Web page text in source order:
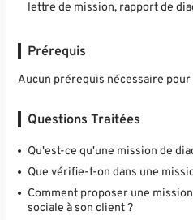
lettre de mission, rapport de
Prérequis
Aucun prérequis nécessaire
Questions Traitées
Qu'est-ce qu'une mission de
Que vérifie-t-on dans une
Comment proposer une
sociale à son client ?